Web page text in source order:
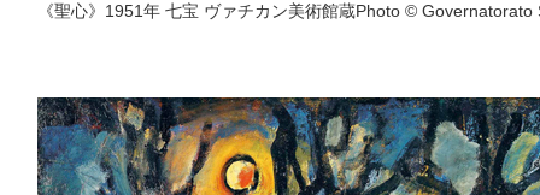
《聖心》1951年 七宝 ヴァチカン美術館蔵Photo ©